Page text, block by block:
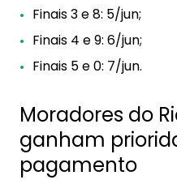
Finais 3 e 8: 5/jun;
Finais 4 e 9: 6/jun;
Finais 5 e 0: 7/jun.
Moradores do
ganham
pagamento